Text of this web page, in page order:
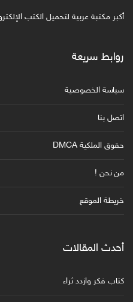
أكبر مكتبة عربية لتحميل الكتب
روابط سريعة
سياسة الخصوصية
اتصل بنا
حقوق الملكية DMCA
من نحن !
خريطة الموقع
أحدث المقالات
كتاب فكر وازدد ثراء